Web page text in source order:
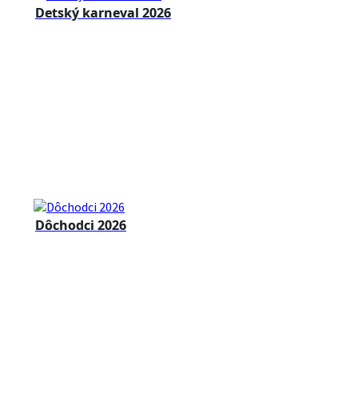
Detský karneval 2026
Dôchodci 2026